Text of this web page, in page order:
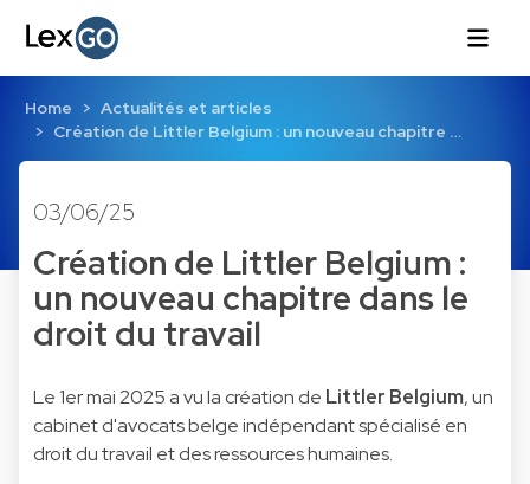
Home
Actualités et articles
Création de Littler Belgium : un nouveau chapitre …
03/06/25
Création de Littler Belgium :
un nouveau chapitre dans le
droit du travail
Le 1er mai 2025 a vu la création de Littler Belgium, un
cabinet d'avocats belge indépendant spécialisé en
droit du travail et des ressources humaines.